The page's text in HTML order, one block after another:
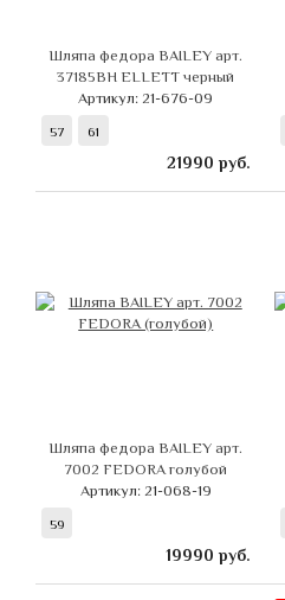
Шляпа федора BAILEY арт.
37185BH ELLETT черный
Артикул: 21-676-09
57 61
21990 руб.
Шляпа федора BAILEY арт.
7002 FEDORA голубой
Артикул: 21-068-19
59
19990 руб.